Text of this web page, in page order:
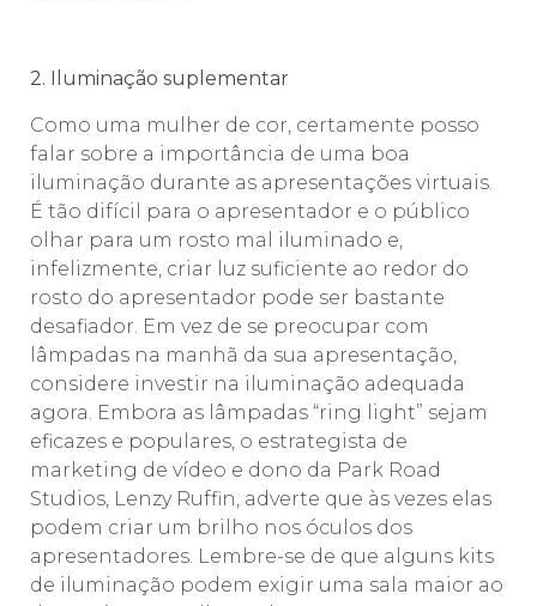
2. Iluminação suplementar
Como uma mulher de cor, certamente posso
falar sobre a importância de uma boa
iluminação durante as apresentações virtuais.
É tão difícil para o apresentador e o público
olhar para um rosto mal iluminado e,
infelizmente, criar luz suficiente ao redor do
rosto do apresentador pode ser bastante
desafiador. Em vez de se preocupar com
lâmpadas na manhã da sua apresentação,
considere investir na iluminação adequada
agora. Embora as lâmpadas “ring light” sejam
eficazes e populares, o estrategista de
marketing de vídeo e dono da Park Road
Studios, Lenzy Ruffin, adverte que às vezes elas
podem criar um brilho nos óculos dos
apresentadores. Lembre-se de que alguns kits
de iluminação podem exigir uma sala maior ao